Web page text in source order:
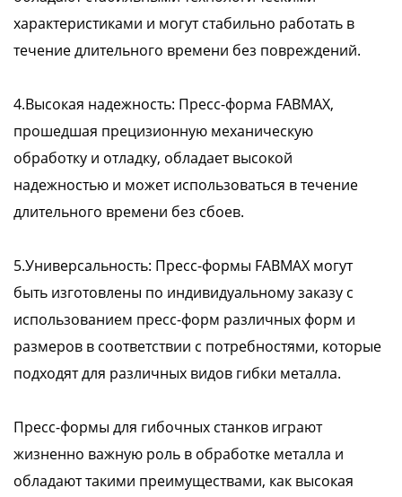
характеристиками и могут стабильно работать в
течение длительного времени без повреждений.
4.Высокая надежность: Пресс-форма FABMAX,
прошедшая прецизионную механическую
обработку и отладку, обладает высокой
надежностью и может использоваться в течение
длительного времени без сбоев.
5.Универсальность: Пресс-формы FABMAX могут
быть изготовлены по индивидуальному заказу с
использованием пресс-форм различных форм и
размеров в соответствии с потребностями, которые
подходят для различных видов гибки металла.
Пресс-формы для гибочных станков играют
жизненно важную роль в обработке металла и
обладают такими преимуществами, как высокая